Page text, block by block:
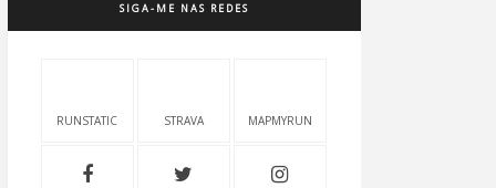
SIGA-ME NAS REDES
RUNSTATIC STRAVA MAPMYRUN